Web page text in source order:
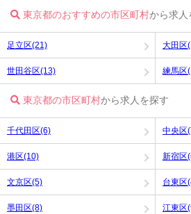
東京都のおすすめの市区町村から求人
足立区(21) 大田区
世田谷区(13) 練馬区
東京都の市区町村から求人を探す
千代田区(6) 中央区
港区(10) 新宿区
文京区(5) 台東区
墨田区(8) 江東区